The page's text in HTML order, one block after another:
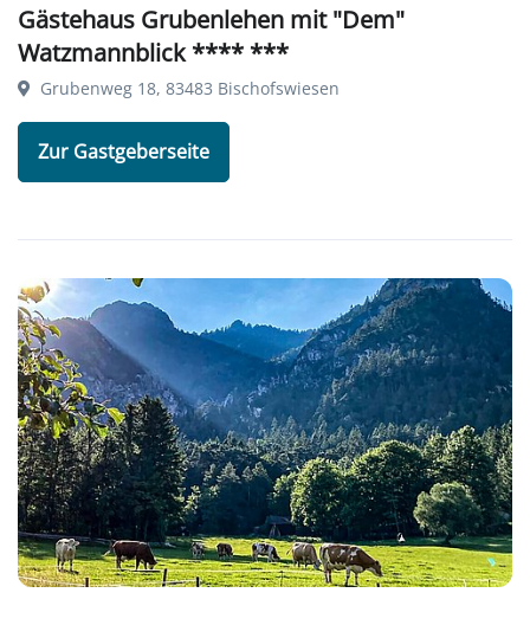
Gästehaus Grubenlehen mit "Dem"
Watzmannblick **** ***
Grubenweg 18, 83483 Bischofswiesen
Zur Gastgeberseite